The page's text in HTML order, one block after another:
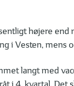
højere end
i Vesten, mens
langt med